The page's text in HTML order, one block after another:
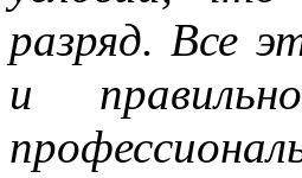
разряд. Все
и